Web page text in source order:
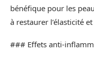
bénéfique pour les
à restaurer l’élasticité
### Effets anti-